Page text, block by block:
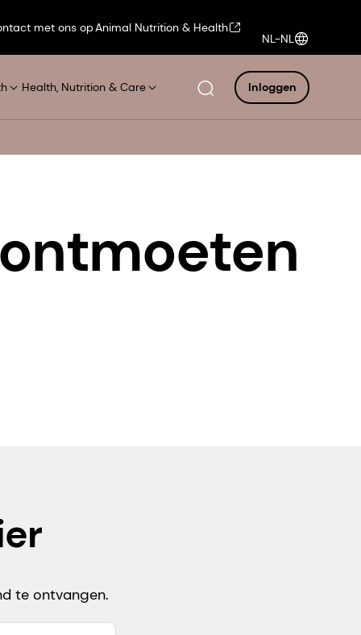
met ons opAnimal Nutrition & Health
NL-NL
Health, Nutrition & Care Inloggen
te ontvangen.